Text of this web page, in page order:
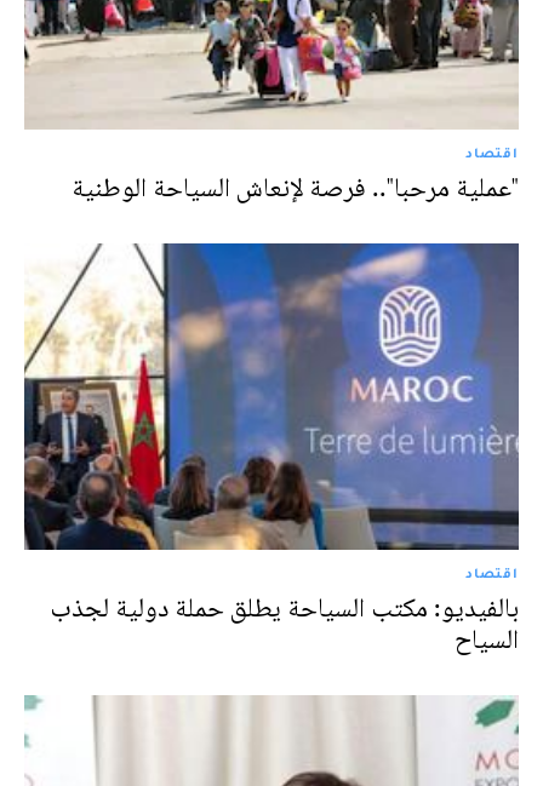
اقتصاد
"عملية مرحبا".. فرصة لإنعاش السياحة الوطنية
اقتصاد
بالفيديو: مكتب السياحة يطلق حملة دولية لجذب
السياح